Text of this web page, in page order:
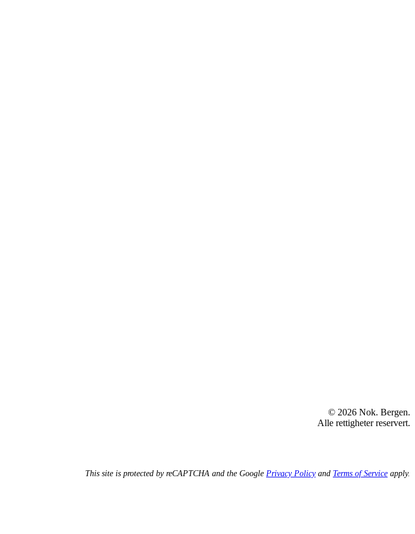
© 2026 Nok. Bergen.
Alle rettigheter reservert.
This site is protected by reCAPTCHA and the Google Privacy Policyand Terms of Service apply.